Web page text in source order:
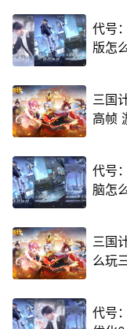
代号
版怎
三国
高帧
代号
脑怎
三国
么玩
代号